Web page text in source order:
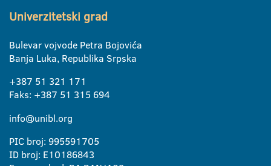
Univerzitetski grad
Bulevar vojvode Petra Bojovića
Banja Luka, Republika Srpska
+387 51 321 171
Faks: +387 51 315 694
info@unibl.org
PIC broj: 995591705
ID broj: E10186843